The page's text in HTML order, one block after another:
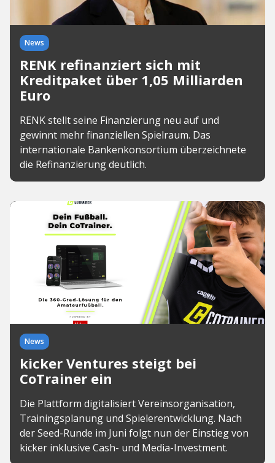
News
RENK refinanziert sich mit
Kreditpaket über 1,05 Milliarden
Euro
RENK stellt seine Finanzierung neu auf und
gewinnt mehr finanziellen Spielraum. Das
internationale Bankenkonsortium überzeichnete
die Refinanzierung deutlich.
News
kicker Ventures steigt bei
CoTrainer ein
Die Plattform digitalisiert Vereinsorganisation,
Trainingsplanung und Spielerentwicklung. Nach
der Seed-Runde im Juni folgt nun der Einstieg von
kicker inklusive Cash- und Media-Investment.